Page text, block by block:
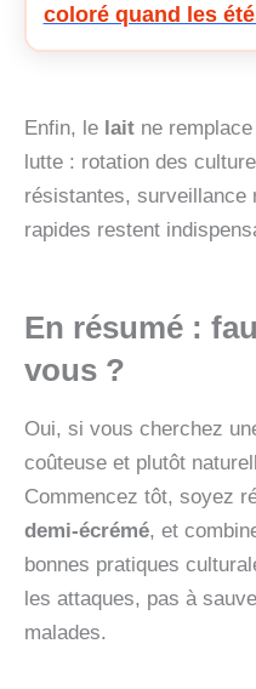
coloré quand les
Enfin, le lait ne
lutte : rotation des
résistantes, surveillance
rapides restent
En résumé :
vous ?
Oui, si vous cherchez
coûteuse et plutôt
Commencez tôt, soyez
demi‑écrémé, et
bonnes pratiques
les attaques, pas à
malades.